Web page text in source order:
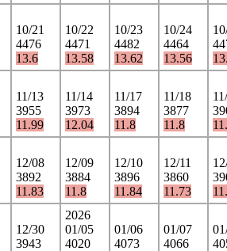
10/21
4476
13.6
10/22
4471
13.58
10/23
4482
13.62
10/24
4464
13.56
11/13
3955
11.99
11/14
3973
12.04
11/17
3894
11.8
11/18
3877
11.8
12/08
3892
11.83
12/09
3884
11.8
12/10
3896
11.84
12/11
3860
11.73
12/30
3943
2026
01/05
4020
01/06
4073
01/07
4066